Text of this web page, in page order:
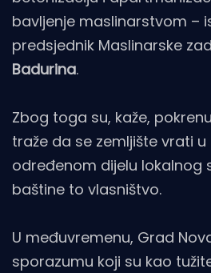
bavljenje maslinarstvom –
predsjednik Maslinarske
Badurina.
Zbog toga su, kaže,
traže da se zemljište vrati
određenom dijelu lokalnog
baštine to vlasništvo.
U međuvremenu, Grad
sporazumu koji su kao